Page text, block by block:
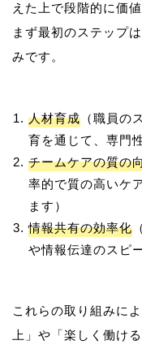
えた上で段階的に価
まず最初のステップ
人材育成 （職員の
育を通じて、専門
チームケアの質の
率的で質の高いケ
ます）
情報共有の効率化
や情報伝達のスピ
これらの取り組みに
上」や「楽しく働け